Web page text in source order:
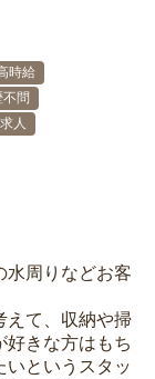
時給
不問
人
水周りなどお客
えて、収納や掃
好きな方はもち
いというスタッ